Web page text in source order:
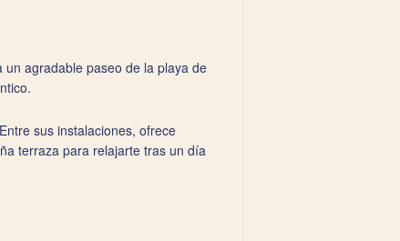
agradable paseo de la playa de
sus instalaciones, ofrece
terraza para relajarte tras un día